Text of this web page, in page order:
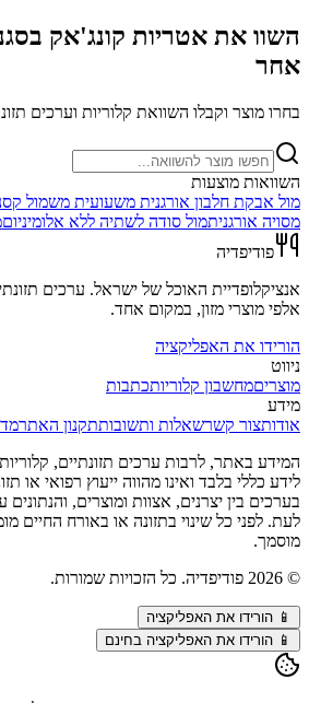
השוו את אטריות קונג'אק
אחר
בחרו מוצר וקבלו השוואת קלוריות וערכים
השוואות מוצעות
מול אבקת חלבון אורגנית משעועית משמול
מסויה אורגניתמול סודה לשתיה ללא אלומיניום
פודיפדיה
אנציקלופדיית האוכל של ישראל. ערכים
אלפי מוצרי מזון, במקום אחד.
הורידו את האפליקציה
ניווט
מוצריםמחשבון קלוריותכתבות
מידע
אודותצור קשרשאלות ותשובותתקנון האתר
המידע באתר, לרבות ערכים תזונתיים,
לידע כללי בלבד ואינו מהווה ייעוץ רפואי או
בערכים בין יצרנים, אצוות ומוצרים,
לעת. לפני כל שינוי בתזונה או באורח החיים
מוסמך.
©
2026 פודיפדיה. כל הזכויות שמורות.
📱 הורידו את האפליקציה
📱 הורידו את האפליקציה בחינם